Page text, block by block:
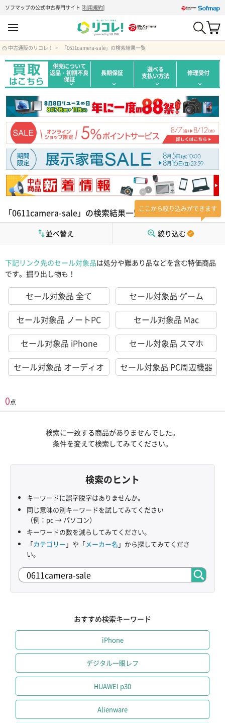
ソフマップの公式中古専門サイト [利用規約]
中古通販のリコレ！ 「0611camera-sale」の検索結果一覧
併売について
返品・初期不良
保証
長期保証 選べる
支払い方法 修理受付
「0611camera-sale」の検索結果一覧ここから絞り込みができます
絞り込む
並べ替え
下記リンク先のセール対象品は処分や難あり品などを含む特価商品
です。掘り出し物も！
セール対象品 全て
セール対象品 ゲーム
セール対象品 ノートPC
セール対象品 Mac
セール対象品 iPhone
セール対象品 スマホ
セール対象品 オーディオ
セール対象品 PC周辺機器
0点
検索に一致する商品がありませんでした。
条件を変えて検索してみてください。
検索のヒント
キーワードに誤字脱字はありませんか。
同じ意味の別キーワードを試してみてください
（例：pc → パソコン）
キーワードの数を減らしてみてください。
「カテゴリー 」や「メーカー名 」から探してみてくださ
い。
おすすめ検索キーワード
iPhone
デジタル一眼レフ
HUAWEI p30
Alienware